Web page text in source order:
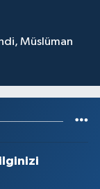
Müslüman